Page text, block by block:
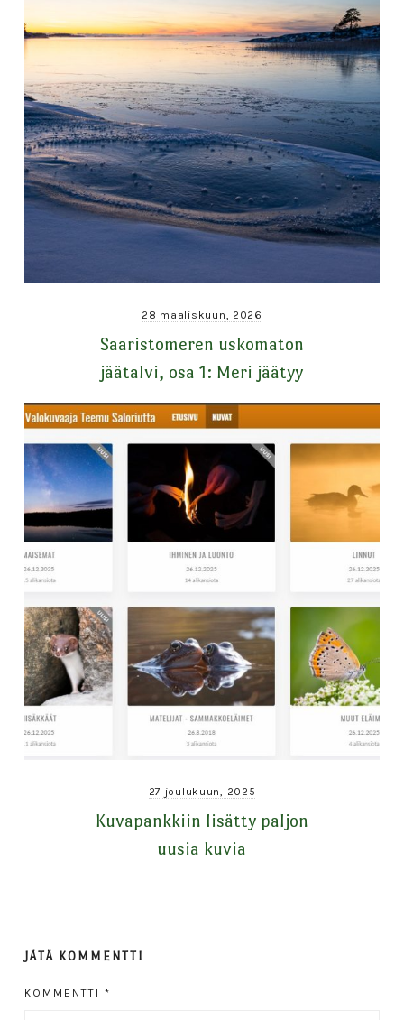
28 maaliskuun, 2026
Saaristomeren uskomaton
jäätalvi, osa 1: Meri jäätyy
27 joulukuun, 2025
Kuvapankkiin lisätty paljon
uusia kuvia
JÄTÄ KOMMENTTI
KOMMENTTI *